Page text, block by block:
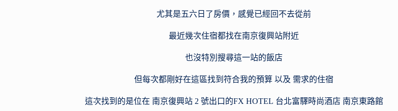
打
尤其是五六日了房價，感覺已經回不去從前
最近幾次住宿都找在南京復興站附近
也沒特別搜尋這一站的飯店
但每次都剛好在這區找到符合我的預算 以及 需求的住宿
這次找到的是位在 南京復興站 2 號出口的FX HOTEL 台北富驛時尚酒店 南京東路館